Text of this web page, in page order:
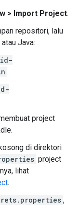
> Import Project.
repositori, lalu
Java:
project
di direktori
project
lihat
.
,